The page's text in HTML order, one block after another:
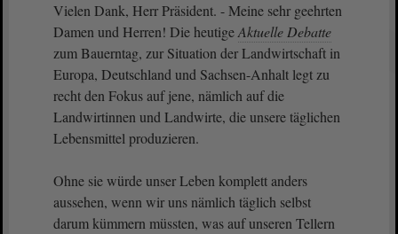
Vielen Dank, Herr Präsident. - Meine sehr geehrten
Damen und Herren! Die heutigeAktuelle Debatte
zum Bauerntag, zur Situation der Landwirtschaft in
Europa, Deutschland und Sachsen-Anhalt legt zu
recht den Fokus auf jene, nämlich auf die
Landwirtinnen und Landwirte, die unsere täglichen
Lebensmittel produzieren.
Ohne sie würde unser Leben komplett anders
aussehen, wenn wir uns nämlich täglich selbst
darum kümmern müssten, was auf unseren Tellern